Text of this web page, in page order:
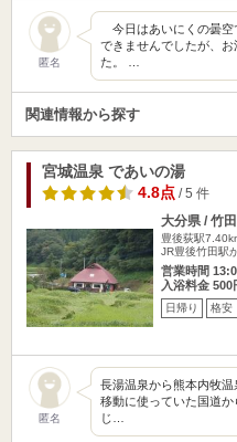
匿名
今日はあいにくの曇空
できませんでしたが、
た。 …
関連情報から探す
宮城温泉 であいの湯
4.8点/ 5 件
大分県 / 竹
豊後荻駅
JR豊後竹田駅
営業時間
入浴料金 500
日帰り 格安
匿名
長湯温泉から熊本内牧温
移動に使っていた国道
じ…